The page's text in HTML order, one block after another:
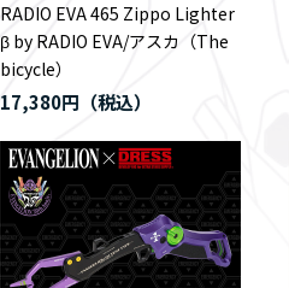
RADIO EVA 465 Zippo Lighter
β by RADIO EVA/アスカ（The
bicycle）
17,380円